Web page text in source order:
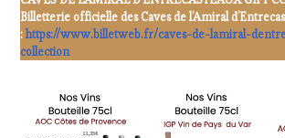
Billetterie officielle des Caves de l’Amiral
: https://www.billetweb.fr/caves-de-lamiral-
collection